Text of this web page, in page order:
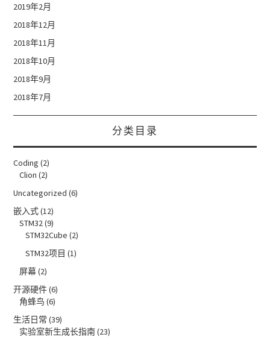
2019年2月
2018年12月
2018年11月
2018年10月
2018年9月
2018年7月
分类目录
Coding (2)
Clion (2)
Uncategorized (6)
嵌入式(12)
STM32(9)
STM32Cube (2)
STM32项目 (1)
屏幕(2)
开源硬件(6)
角蜂鸟 (6)
生活日常 (39)
实验室新生成长指南(23)